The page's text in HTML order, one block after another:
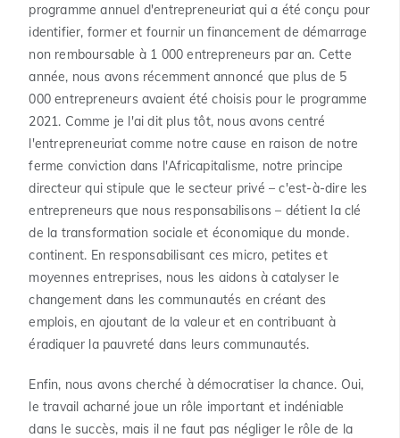
programme annuel d'entrepreneuriat qui a été conçu pour
identifier, former et fournir un financement de démarrage
non remboursable à 1 000 entrepreneurs par an. Cette
année, nous avons récemment annoncé que plus de 5
000 entrepreneurs avaient été choisis pour le programme
2021. Comme je l'ai dit plus tôt, nous avons centré
l'entrepreneuriat comme notre cause en raison de notre
ferme conviction dans l'Africapitalisme, notre principe
directeur qui stipule que le secteur privé – c'est-à-dire les
entrepreneurs que nous responsabilisons – détient la clé
de la transformation sociale et économique du monde.
continent. En responsabilisant ces micro, petites et
moyennes entreprises, nous les aidons à catalyser le
changement dans les communautés en créant des
emplois, en ajoutant de la valeur et en contribuant à
éradiquer la pauvreté dans leurs communautés.
Enfin, nous avons cherché à démocratiser la chance. Oui,
le travail acharné joue un rôle important et indéniable
dans le succès, mais il ne faut pas négliger le rôle de la